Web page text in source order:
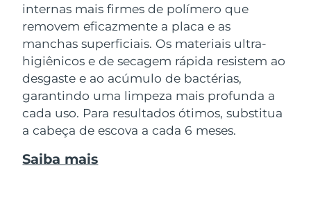
internas mais firmes de polímero que
removem eficazmente a placa e as
manchas superficiais. Os materiais ultra-
higiênicos e de secagem rápida resistem ao
desgaste e ao acúmulo de bactérias,
garantindo uma limpeza mais profunda a
cada uso. Para resultados ótimos, substitua
a cabeça de escova a cada 6 meses.
Saiba mais